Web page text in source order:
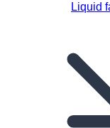
Liquid